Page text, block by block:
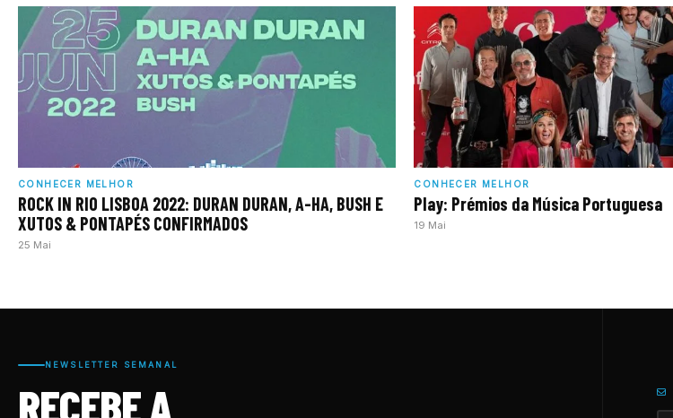
CONHECER MELHOR
ROCK IN RIO LISBOA 2022: DURAN DURAN, A-HA, BUSH E
XUTOS & PONTAPÉS CONFIRMADOS
25 Mai
CONHECER MELHOR
Play: Prémios da Música Portuguesa
19 Mai
NEWSLETTER SEMANAL
RECEBE A